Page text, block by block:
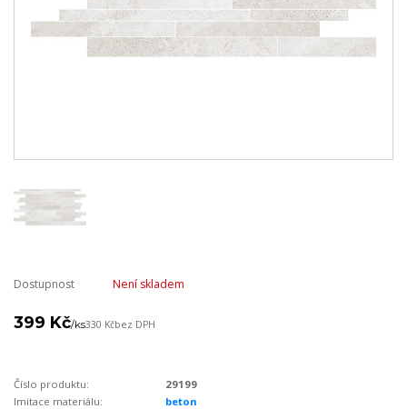
Dostupnost Není skladem
399 Kč/ks330 Kčbez DPH
Číslo produktu:
29199
Imitace materiálu:
beton